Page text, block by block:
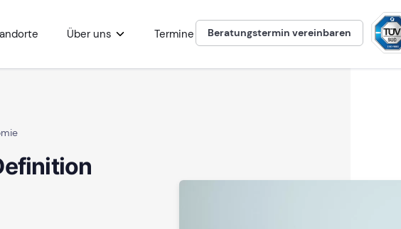
Über uns Termine Beratungstermin vereinbaren